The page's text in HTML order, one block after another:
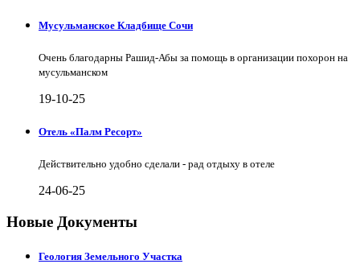
Мусульманское Кладбище Сочи
Очень благодарны Рашид-Абы за помощь в организации похорон на
мусульманском
19-10-25
Отель «Палм Ресорт»
Действительно удобно сделали - рад отдыху в отеле
24-06-25
Новые Документы
Геология Земельного Участка